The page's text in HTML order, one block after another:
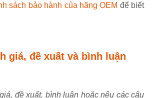
sách bảo hành của hãng OEM để biết
giá, đề xuất và bình luận
đề xuất, bình luận hoặc nêu các câu